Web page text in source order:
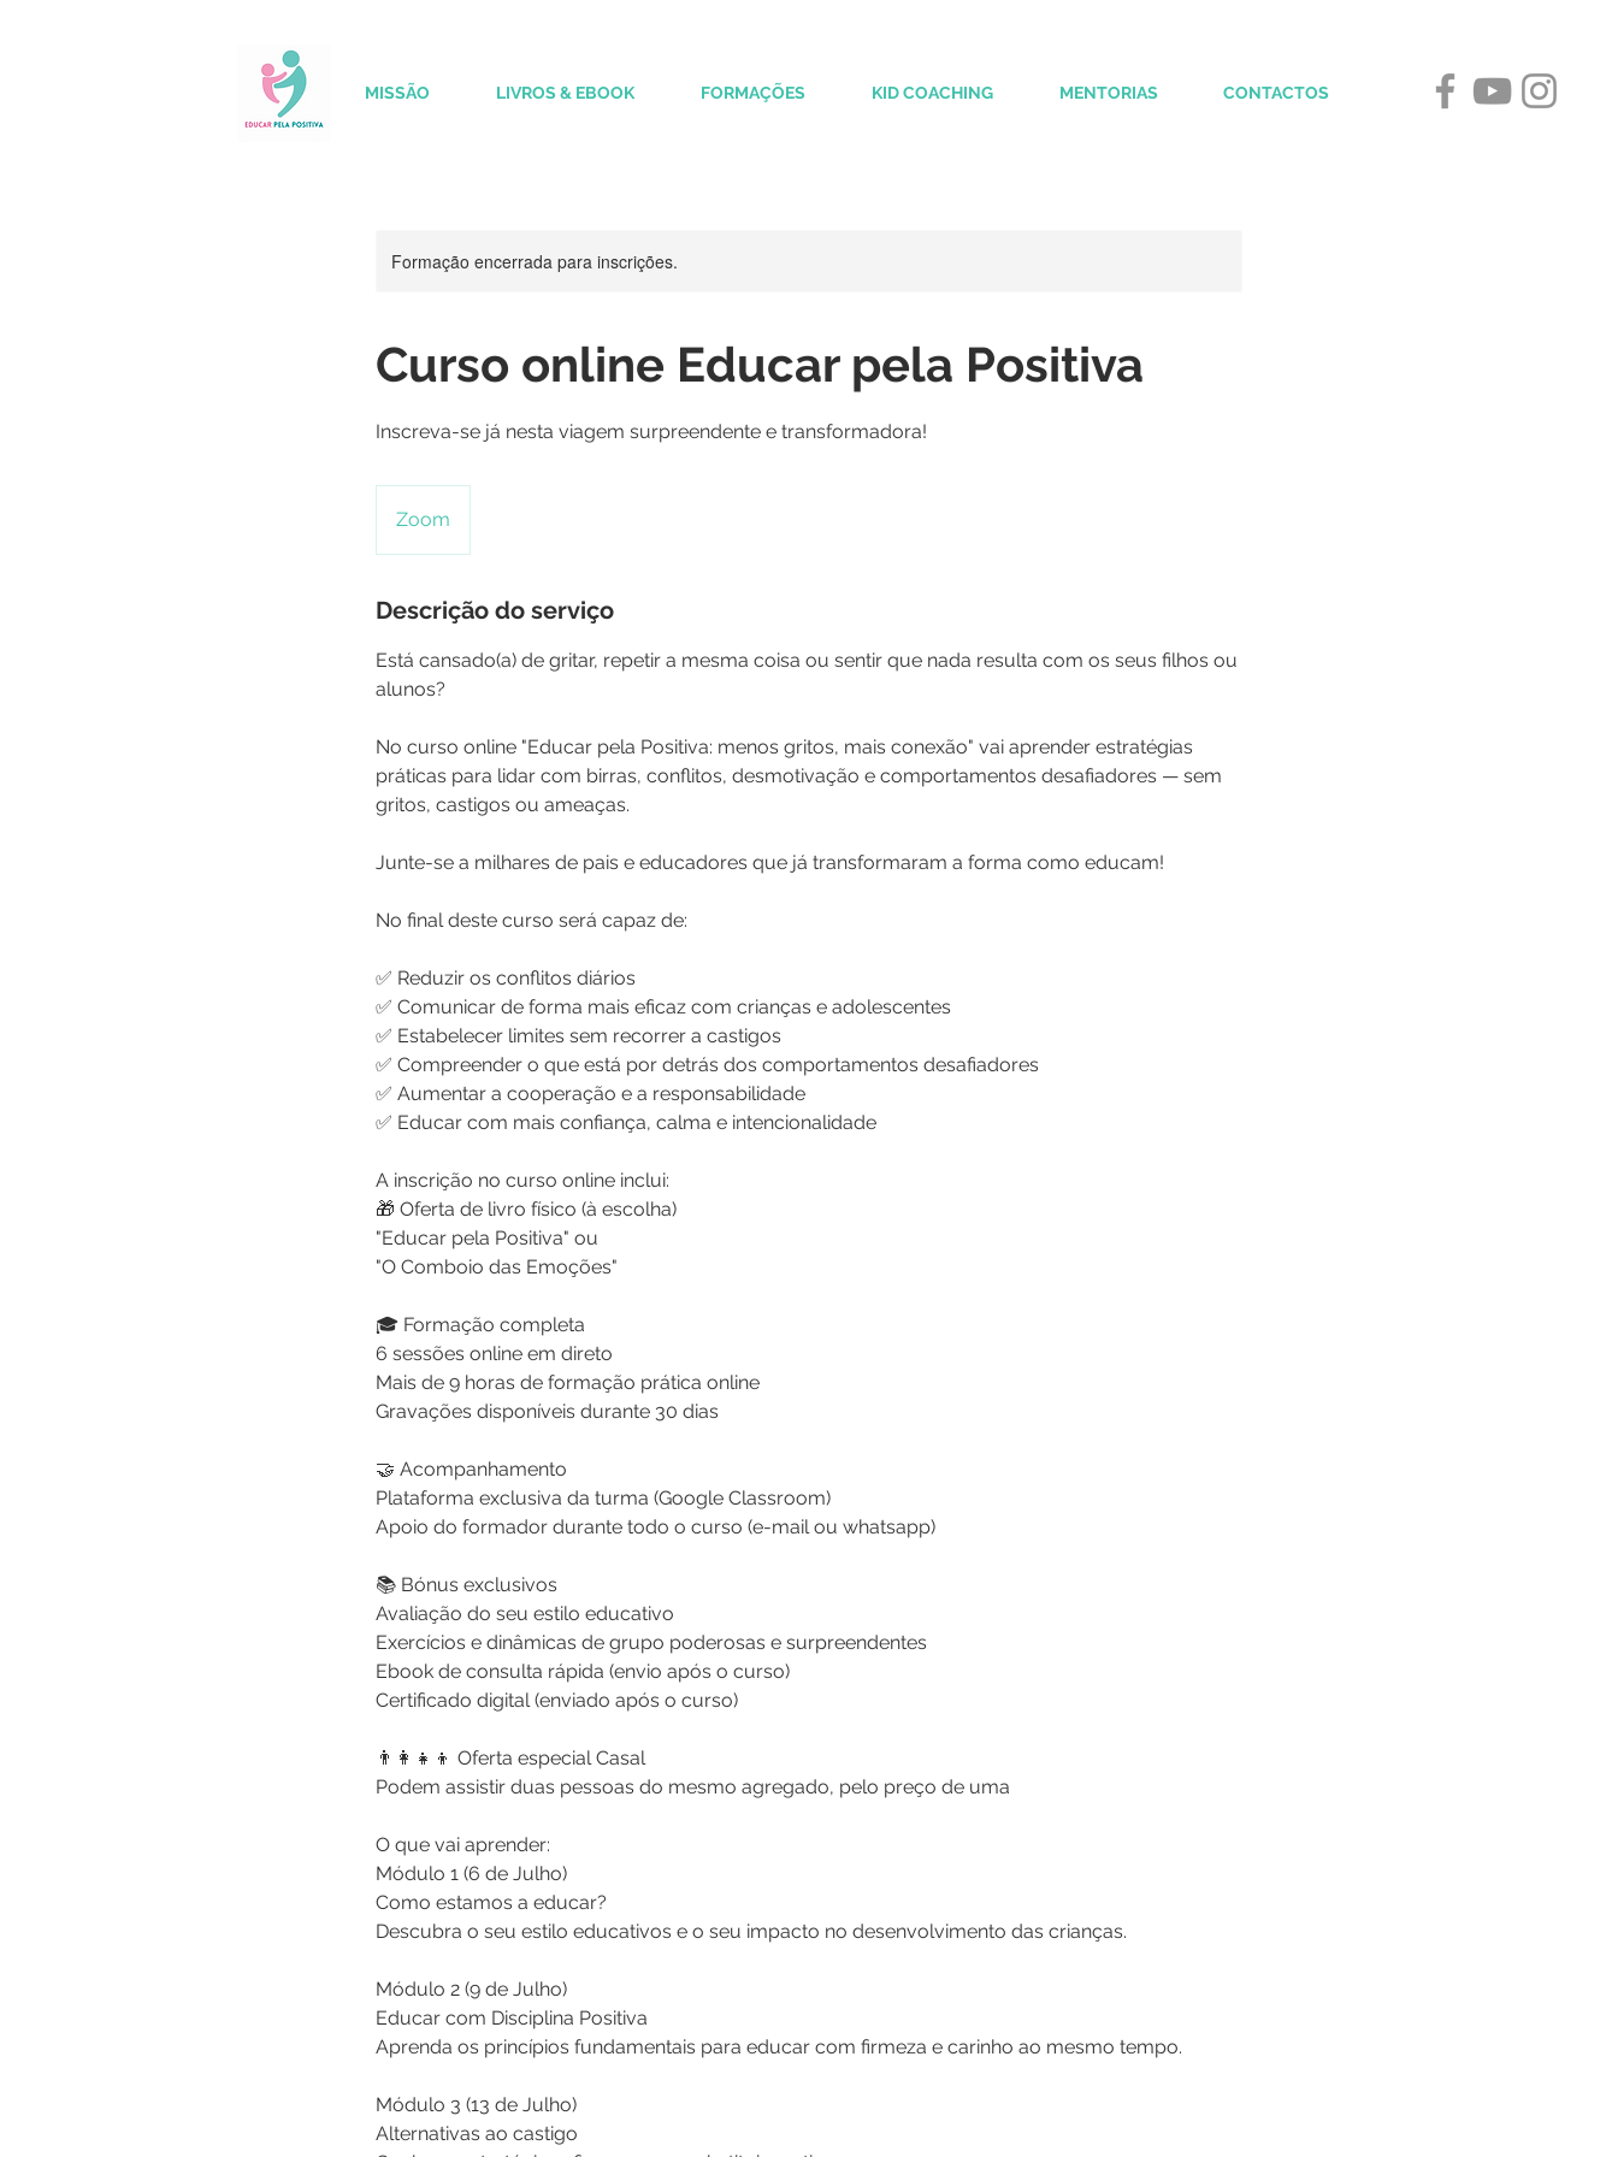
MISSÃO LIVROS & EBOOK FORMAÇÕES KID COACHING MENTORIAS CONTACTOS
Formação encerrada para inscrições.
Curso online Educar pela Positiva
Inscreva-se já nesta viagem surpreendente e transformadora!
Zoom
Descrição do serviço
Está cansado(a) de gritar, repetir a mesma coisa ou sentir que nada resulta com os seus filhos ou
alunos?
No curso online "Educar pela Positiva: menos gritos, mais conexão" vai aprender estratégias
práticas para lidar com birras, conflitos, desmotivação e comportamentos desafiadores — sem
gritos, castigos ou ameaças.
Junte-se a milhares de pais e educadores que já transformaram a forma como educam!
No final deste curso será capaz de:
✅ Reduzir os conflitos diários
✅ Comunicar de forma mais eficaz com crianças e adolescentes
✅ Estabelecer limites sem recorrer a castigos
✅ Compreender o que está por detrás dos comportamentos desafiadores
✅ Aumentar a cooperação e a responsabilidade
✅ Educar com mais confiança, calma e intencionalidade
A inscrição no curso online inclui:
🎁 Oferta de livro físico (à escolha)
"Educar pela Positiva" ou
"O Comboio das Emoções"
🎓 Formação completa
6 sessões online em direto
Mais de 9 horas de formação prática online
Gravações disponíveis durante 30 dias
🤝 Acompanhamento
Plataforma exclusiva da turma (Google Classroom)
Apoio do formador durante todo o curso (e-mail ou whatsapp)
📚 Bónus exclusivos
Avaliação do seu estilo educativo
Exercícios e dinâmicas de grupo poderosas e surpreendentes
Ebook de consulta rápida (envio após o curso)
Certificado digital (enviado após o curso)
👨‍👩‍👧‍👦 Oferta especial Casal
Podem assistir duas pessoas do mesmo agregado, pelo preço de uma
O que vai aprender:
Módulo 1 (6 de Julho)
Como estamos a educar?
Descubra o seu estilo educativos e o seu impacto no desenvolvimento das crianças.
Módulo 2 (9 de Julho)
Educar com Disciplina Positiva
Aprenda os princípios fundamentais para educar com firmeza e carinho ao mesmo tempo.
Módulo 3 (13 de Julho)
Alternativas ao castigo